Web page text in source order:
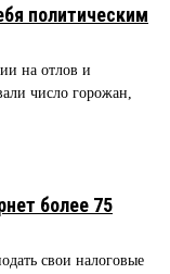
политическим
на отлов и
число горожан,
более 75
свои налоговые